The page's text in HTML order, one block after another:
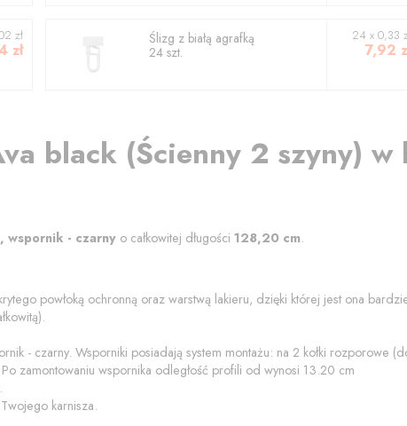
zł
zł
Ślizg z białą agrafką
24 szt.
24 x 0,33
7,92
black (Ścienny 2 szyny) w
wspornik - czarny o całkowitej długości 128,20 cm.
powłoką ochronną oraz warstwą lakieru, dzięki której jest ona
- czarny. Wsporniki posiadają system montażu: na 2 kołki rozporowe
zamontowaniu wspornika odległość profili od wynosi 13.20 cm
.
karnisza.